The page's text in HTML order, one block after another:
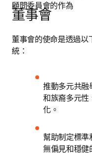
顧問委員會的作為
董事會
董事會的使命是透過
統：
推動多元共融
和族裔多元性
化。
幫助制定標
無偏見和穩健